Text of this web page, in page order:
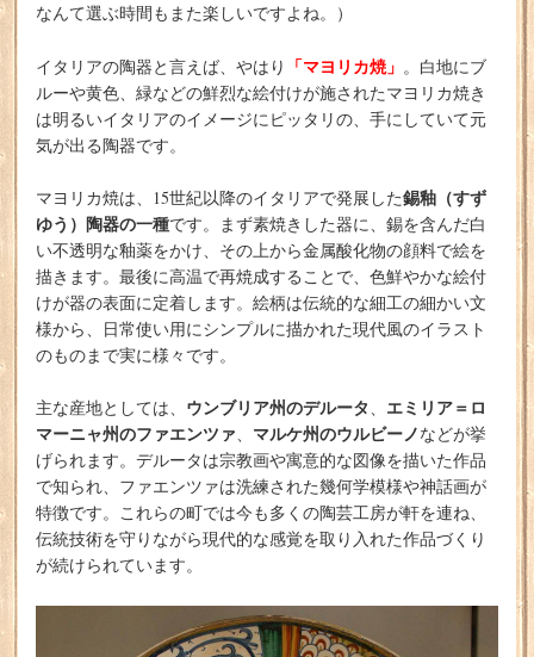
なんて選ぶ時間もまた楽しいですよね。）
イタリアの陶器と言えば、やはり 「マヨリカ焼」 。白地にブ
ルーや黄色、緑などの鮮烈な絵付けが施されたマヨリカ焼き
は明るいイタリアのイメージにピッタリの、手にしていて元
気が出る陶器です。
マヨリカ焼は、15世紀以降のイタリアで発展した錫釉（すず
ゆう）陶器の一種です。まず素焼きした器に、錫を含んだ白
い不透明な釉薬をかけ、その上から金属酸化物の顔料で絵を
描きます。最後に高温で再焼成することで、色鮮やかな絵付
けが器の表面に定着します。絵柄は伝統的な細工の細かい文
様から、日常使い用にシンプルに描かれた現代風のイラスト
のものまで実に様々です。
主な産地としては、 ウンブリア州のデルータ、 エミリア＝ロ
マーニャ州のファエンツァ、 マルケ州のウルビーノなどが挙
げられます。デルータは宗教画や寓意的な図像を描いた作品
で知られ、ファエンツァは洗練された幾何学模様や神話画が
特徴です。これらの町では今も多くの陶芸工房が軒を連ね、
伝統技術を守りながら現代的な感覚を取り入れた作品づくり
が続けられています。